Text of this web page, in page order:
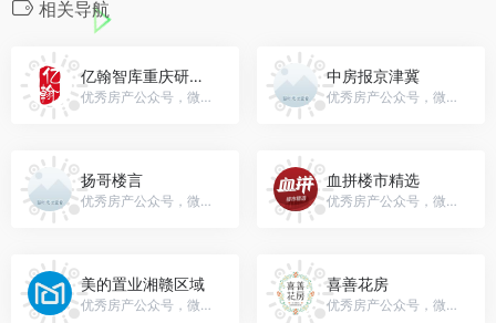
相关导航
亿翰智库重庆研究中心
优秀房产公众号，微信号：gh_9fb86424f5a9
中房报京津冀
优秀房产公众号，微信号：ZFB___jjj
扬哥楼言
优秀房产公众号，微信号：gh_bcd56840c939
血拼楼市精选
优秀房产公众号，微信号：xplsjx
美的置业湘赣区域
优秀房产公众号，微信号：gh_e8ccdafa5c1a
喜善花房
优秀房产公众号，微信号：xishanhuafang